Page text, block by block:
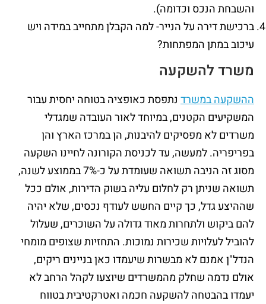
והשבחת הנכס וכדומה).
ברכישת דירה על הנייר- למה הקבלן מתחייב במידה ויש
עיכוב במתן המפתחות?
משרד להשקעה
ההשקעה במשרד נתפסת כאופציה בטוחה יחסית עבור
המשקיעים הקטנים, במיוחד לאור העובדה שמגדלי
משרדים לא מפסיקים להיבנות, הן במרכז הארץ והן
בפריפריה. למעשה, עד לכניסת הקורונה לחיינו השקעה
מסוג זה הניבה תשואה שעומדת על כ-7% בממוצע לשנה,
תשואה שניתן רק לחלום עליה בשוק הדירות, אולם ככל
שההיצע גדל, כך קיים החשש לעודף נכסים, שלא יהיה
להם ביקוש ולתחרות מאוד גדולה על השוכרים, שעלול
להוביל לעלויות שכירות נמוכות. התחזיות שצופים מומחי
הנדל"ן אמנם לא מבשרות שיעמדו כאן בניינים ריקים,
אולם נדמה שחלק מהמשרדים שיוצעו לקהל הרחב לא
יעמדו בהבטחה להשקעה חכמה ואטרקטיבית בטווח